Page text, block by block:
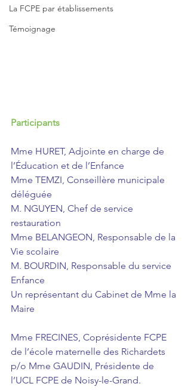
La FCPE par établissements
Témoignage
Participants
Mme HURET, Adjointe en charge de
l’Éducation et de l’Enfance
Mme TEMZI, Conseillère municipale
déléguée
M. NGUYEN, Chef de service
restauration
Mme BELANGEON, Responsable de la
Vie scolaire
M. BOURDIN, Responsable du service
Enfance
Un représentant du Cabinet de Mme la
Maire
Mme FRECINES, Coprésidente FCPE
de l’école maternelle des Richardets
p/o Mme GAUDIN, Présidente de
l’UCL FCPE de Noisy-le-Grand.